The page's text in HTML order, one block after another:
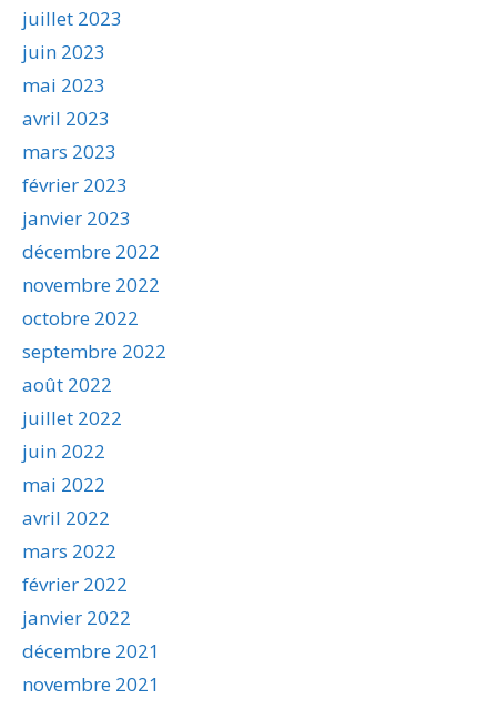
juillet 2023
juin 2023
mai 2023
avril 2023
mars 2023
février 2023
janvier 2023
décembre 2022
novembre 2022
octobre 2022
septembre 2022
août 2022
juillet 2022
juin 2022
mai 2022
avril 2022
mars 2022
février 2022
janvier 2022
décembre 2021
novembre 2021